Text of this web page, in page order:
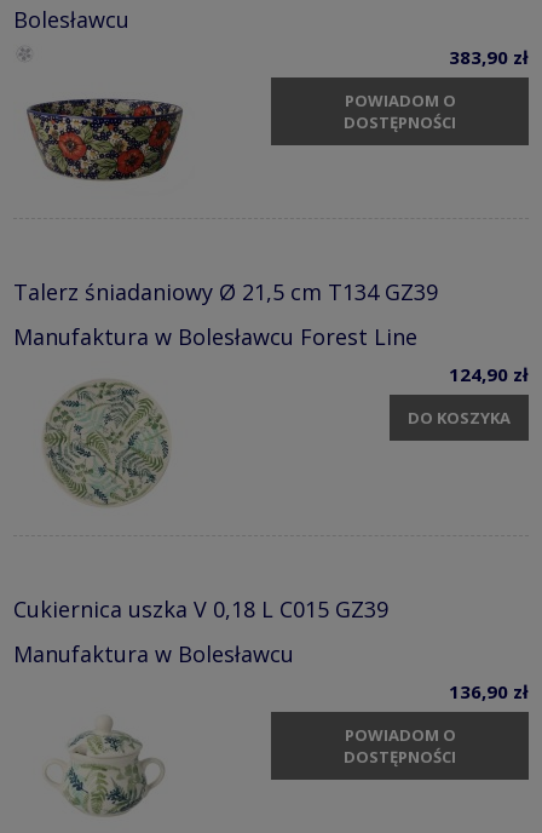
Bolesławcu
383,90 zł
POWIADOM O
DOSTĘPNOŚCI
Talerz śniadaniowy Ø 21,5 cm T134 GZ39
Manufaktura w Bolesławcu Forest Line
124,90 zł
DO KOSZYKA
Cukiernica uszka V 0,18 L C015 GZ39
Manufaktura w Bolesławcu
136,90 zł
POWIADOM O
DOSTĘPNOŚCI